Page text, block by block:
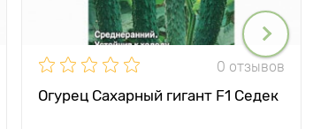
0 отзывов
Огурец Сахарный гигант F1 Седек